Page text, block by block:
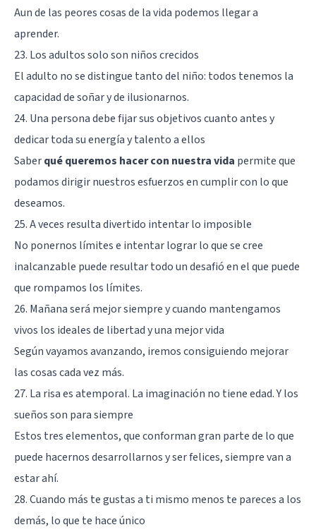
Aun de las peores cosas de la vida podemos llegar a
aprender.
23. Los adultos solo son niños crecidos
El adulto no se distingue tanto del niño: todos tenemos la
capacidad de soñar y de ilusionarnos.
24. Una persona debe fijar sus objetivos cuanto antes y
dedicar toda su energía y talento a ellos
Saberqué queremos hacer con nuestra vida permite que
podamos dirigir nuestros esfuerzos en cumplir con lo que
deseamos.
25. A veces resulta divertido intentar lo imposible
No ponernos límites e intentar lograr lo que se cree
inalcanzable puede resultar todo un desafió en el que puede
que rompamos los límites.
26. Mañana será mejor siempre y cuando mantengamos
vivos los ideales de libertad y una mejor vida
Según vayamos avanzando, iremos consiguiendo mejorar
las cosas cada vez más.
27. La risa es atemporal. La imaginación no tiene edad. Y los
sueños son para siempre
Estos tres elementos, que conforman gran parte de lo que
puede hacernos desarrollarnos y ser felices, siempre van a
estar ahí.
28. Cuando más te gustas a ti mismo menos te pareces a los
demás, lo que te hace único